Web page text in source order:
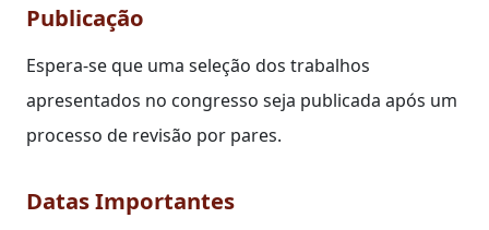
Publicação
Espera-se que uma seleção dos trabalhos
apresentados no congresso seja publicada após um
processo de revisão por pares.
Datas Importantes